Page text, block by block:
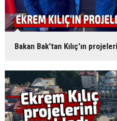
Bakan Bak'tan Kılıç'ın